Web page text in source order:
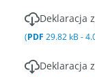
Deklaracja
(PDF 29.82 kB -
Deklaracja